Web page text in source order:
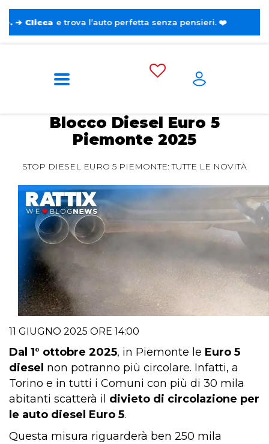
e trova l’auto perfetta senza pensieri. ❤️
Blocco Diesel Euro
Blocco Diesel Euro 5
Piemonte 2025
STOP DIESEL EURO 5 PIEMONTE: TUTTE LE NOVITÀ
11 GIUGNO 2025 ORE 14:00
Dal 1° ottobre 2025, in Piemonte le Euro 5
diesel non potranno più circolare. Infatti, a
Torino e in tutti i Comuni con più di 30 mila
abitanti scatterà il divieto di circolazione per
le auto diesel Euro 5.
Questa misura riguarderà ben 250 mila